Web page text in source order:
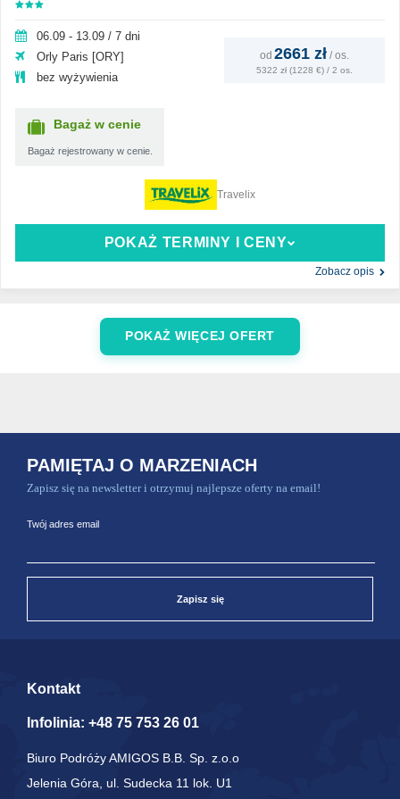
06.09 - 13.09 / 7 dni
Orly Paris [ORY]
bez wyżywienia
Bagaż w cenie
Bagaż rejestrowany w cenie.
od 2661 zł / os.
5322 zł (1228 €) / 2 os.
POKAŻ TERMINY I CENY
Zobacz opis
Travelix
POKAŻ WIĘCEJ OFERT
PAMIĘTAJ O MARZENIACH
Zapisz się na newsletter i otrzymuj najlepsze oferty na email!
Twój adres email
Zapisz się
Kontakt
Infolinia: +48 75 753 26 01
Biuro Podróży AMIGOS B.B. Sp. z.o.o
Jelenia Góra, ul. Sudecka 11 lok. U1